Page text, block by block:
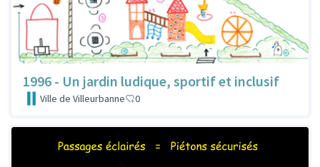
1996 - Un jardin ludique, sportif et inclusif
Ville de Villeurbanne 0